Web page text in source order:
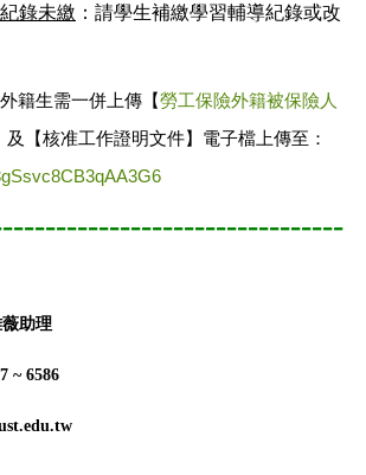
錄未繳 ：請學生補繳學習輔導紀錄或改
外籍生需一併上傳 【勞工保險外籍被保險人
及 【核准工作證明文件】電子檔上傳至 ：
助理
~ 6586